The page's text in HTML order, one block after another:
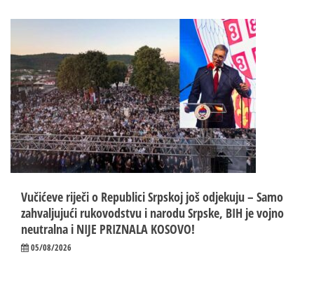
Vučićeve riječi o Republici Srpskoj još odjekuju – Samo
zahvaljujući rukovodstvu i narodu Srpske, BIH je vojno
neutralna i NIJE PRIZNALA KOSOVO!
05/08/2026